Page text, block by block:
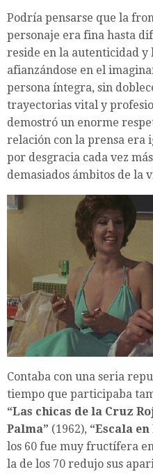
Podría pensarse que la
personaje era fina hasta
reside en la autenticidad y
afianzándose en el
persona íntegra, sin
trayectorias vital y
demostró un enorme
relación con la prensa era
por desgracia cada vez
demasiados ámbitos de la
Contaba con una seria
tiempo que participaba
“Las chicas de la Cruz
Palma” (1962), “Escala en
los 60 fue muy fructífera
la de los 70 redujo sus